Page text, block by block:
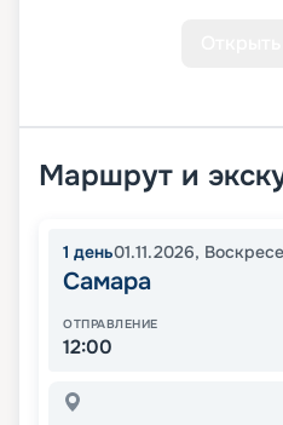
Маршрут и
1 день01.11.2026,
Самара
ОТПРАВЛЕНИЕ
12:00